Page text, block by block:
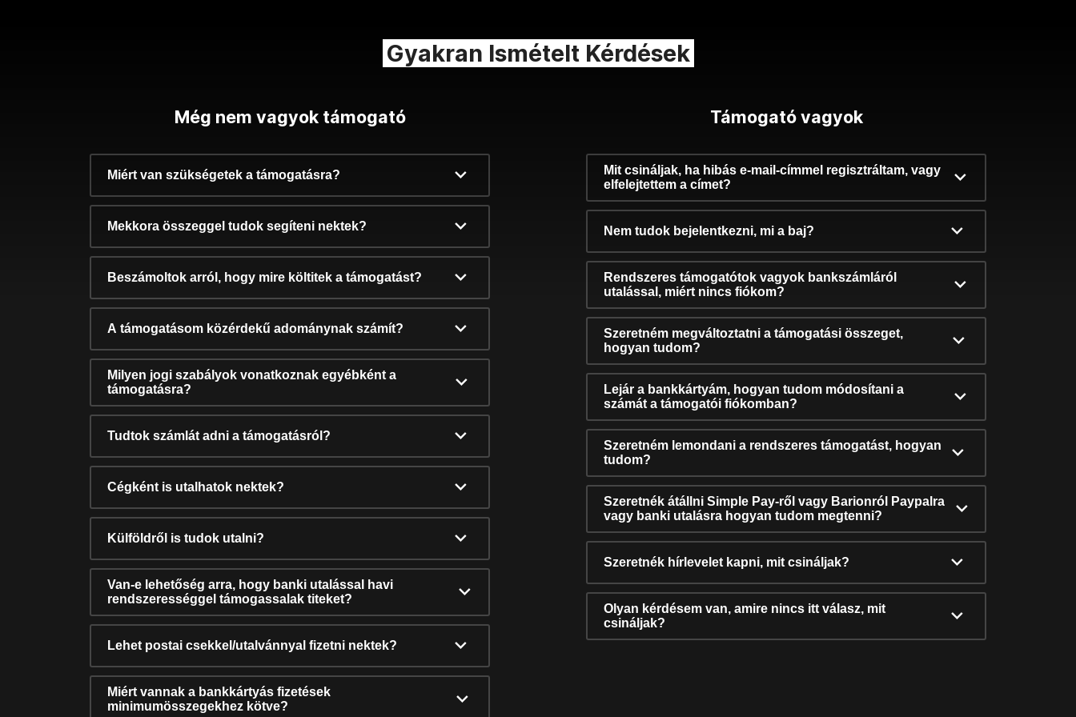
Gyakran Ismételt Kérdések
Még nem vagyok támogató
Miért van szükségetek a támogatásra?
Mekkora összeggel tudok segíteni nektek?
Beszámoltok arról, hogy mire költitek a támogatást?
A támogatásom közérdekű adománynak számít?
Milyen jogi szabályok vonatkoznak egyébként a
támogatásra?
Tudtok számlát adni a támogatásról?
Cégként is utalhatok nektek?
Külföldről is tudok utalni?
Van-e lehetőség arra, hogy banki utalással havi
rendszerességgel támogassalak titeket?
Lehet postai csekkel/utalvánnyal fizetni nektek?
Miért vannak a bankkártyás fizetések
minimumösszegekhez kötve?
Támogató vagyok
Mit csináljak, ha hibás e-mail-címmel regisztráltam, vagy
elfelejtettem a címet?
Nem tudok bejelentkezni, mi a baj?
Rendszeres támogatótok vagyok bankszámláról
utalással, miért nincs fiókom?
Szeretném megváltoztatni a támogatási összeget,
hogyan tudom?
Lejár a bankkártyám, hogyan tudom módosítani a
számát a támogatói fiókomban?
Szeretném lemondani a rendszeres támogatást, hogyan
tudom?
Szeretnék átállni Simple Pay-ről vagy Barionról Paypalra
vagy banki utalásra hogyan tudom megtenni?
Szeretnék hírlevelet kapni, mit csináljak?
Olyan kérdésem van, amire nincs itt válasz, mit
csináljak?